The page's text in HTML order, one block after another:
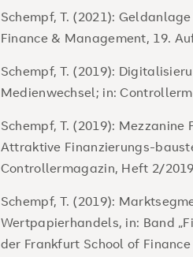
Schempf, T. (2021):
Finance & Management, 19.
Schempf, T. (2019):
Medienwechsel; in:
Schempf, T. (2019):
Attraktive Finanzierungs-
Controllermagazin, Heft 2/2019
Schempf, T. (2019):
Wertpapierhandels, in: Band
der Frankfurt School of